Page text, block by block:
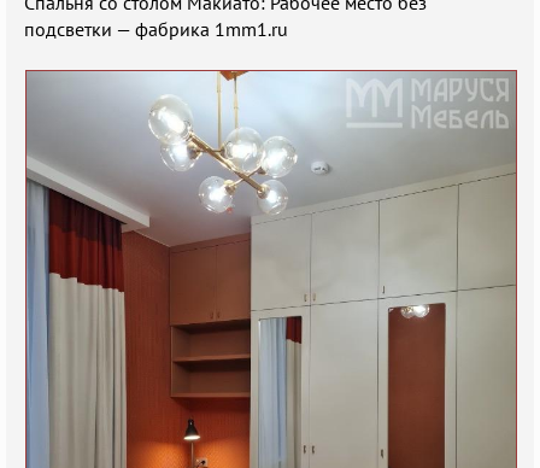
подсветки — фабрика 1mm1.ru